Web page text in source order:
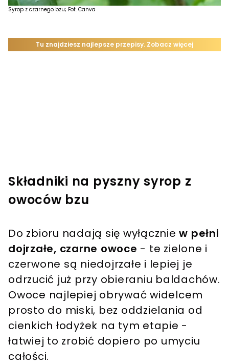
Syrop z czarnego bzu; Fot. Canva
Składniki na pyszny syrop z
owoców bzu
Do zbioru nadają się wyłączniew pełni
dojrzałe, czarne owoce - te zielone i
czerwone są niedojrzałe i lepiej je
odrzucić już przy obieraniu baldachów.
Owoce najlepiej obrywać widelcem
prosto do miski, bez oddzielania od
cienkich łodyżek na tym etapie -
łatwiej to zrobić dopiero po umyciu
całości.